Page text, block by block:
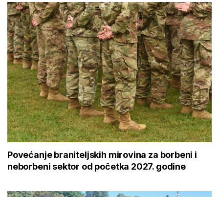
Povećanje braniteljskih mirovina za borbeni i
neborbeni sektor od početka 2027. godine